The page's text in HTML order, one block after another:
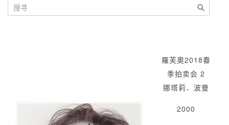
羅芙奧2018春
季拍卖会 2
娜塔莉．波曼
2000